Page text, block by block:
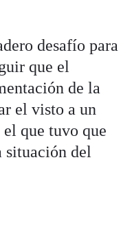
desafío para
que el
de la
el visto a un
que tuvo que
situación del